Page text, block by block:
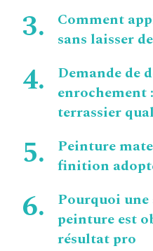
Comment
sans laisser
Demande de
enrochement
terrassier
Peinture
finition
Pourquoi une
peinture est
résultat pro